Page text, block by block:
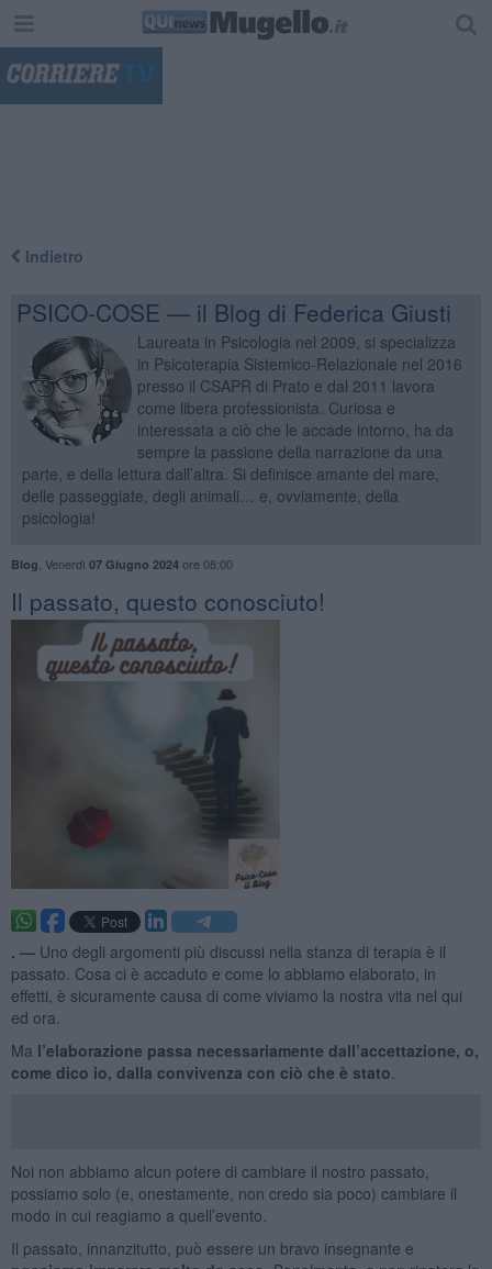
Indietro
PSICO-COSE — il Blog di Federica Giusti
Laureata in Psicologia nel 2009, si specializza
in Psicoterapia Sistemico-Relazionale nel 2016
presso il CSAPR di Prato e dal 2011 lavora
come libera professionista. Curiosa e
interessata a ciò che le accade intorno, ha da
sempre la passione della narrazione da una
parte, e della lettura dall’altra. Si definisce amante del mare,
delle passeggiate, degli animali… e, ovviamente, della
psicologia!
Blog Venerdì 07 Giugno 2024ore 08:00
​Il passato, questo conosciuto!
. — Uno degli argomenti più discussi nella stanza di terapia è il
passato. Cosa ci è accaduto e come lo abbiamo elaborato, in
effetti, è sicuramente causa di come viviamo la nostra vita nel qui
ed ora.
Ma l’elaborazione passa necessariamente dall’accettazione, o,
come dico io, dalla convivenza con ciò che è stato
Noi non abbiamo alcun potere di cambiare il nostro passato,
possiamo solo (e, onestamente, non credo sia poco) cambiare il
modo in cui reagiamo a quell’evento.
Il passato, innanzitutto, può essere un bravo insegnante e